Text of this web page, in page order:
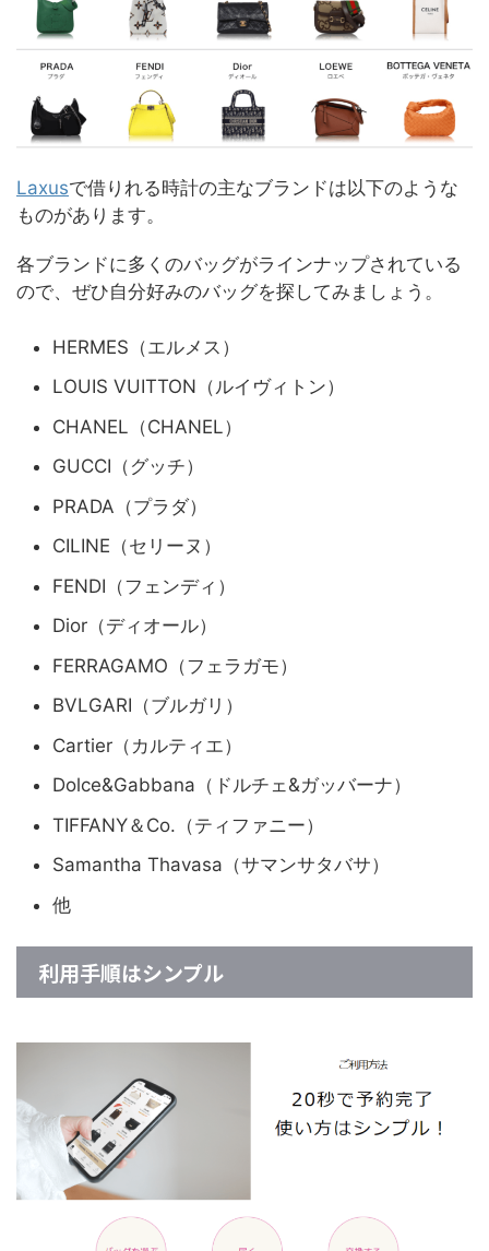
Laxusで借りれる時計の主なブランドは以下のような
ものがあります。
各ブランドに多くのバッグがラインナップされている
ので、ぜひ自分好みのバッグを探してみましょう。
HERMES（エルメス）
LOUIS VUITTON（ルイヴィトン）
CHANEL（CHANEL）
GUCCI（グッチ）
PRADA（プラダ）
CILINE（セリーヌ）
FENDI（フェンディ）
Dior（ディオール）
FERRAGAMO（フェラガモ）
BVLGARI（ブルガリ）
Cartier（カルティエ）
Dolce&Gabbana（ドルチェ&ガッバーナ）
TIFFANY＆Co.（ティファニー）
Samantha Thavasa（サマンサタバサ）
他
利用手順はシンプル